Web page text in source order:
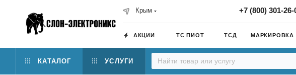
Крым +7 (800) 301-26-
АКЦИИ ТС ПИОТ ТСД МАРКИРОВКА
КАТАЛОГ УСЛУГИ